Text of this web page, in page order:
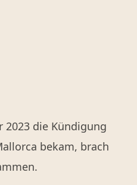
2023 die Kündigung
bekam, brach